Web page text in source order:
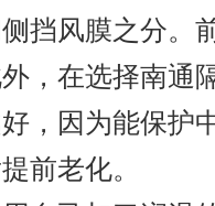
挡风膜之分。
，在选择南通
，因为能保护
前老化。